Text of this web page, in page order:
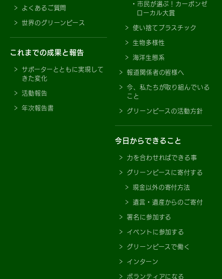
よくあるご質問
世界のグリーンピース
これまでの成果と報告
サポーターとともに実現して
きた変化
活動報告
年次報告書
市民が選ぶ！カーボンゼ
ローカル大賞
使い捨てプラスチック
生物多様性
海洋生態系
報道関係者の皆様へ
今、私たちが取り組んでいる
こと
グリーンピースの活動方針
今日からできること
力を合わせればできる事
グリーンピースに寄付する
現金以外の寄付方法
遺言・遺産からのご寄付
署名に参加する
イベントに参加する
グリーンピースで働く
インターン
ボランティアになる